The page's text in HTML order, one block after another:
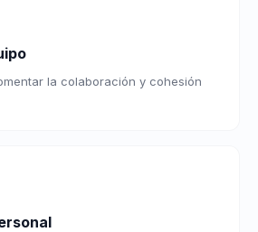
la colaboración y cohesión